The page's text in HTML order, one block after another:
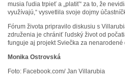
musia ľudia trpieť a „platiť“ za to, že
využívajú,“ vysvetlila svoje dojmy
Fórum života pripravilo diskusiu s
združenia je chrániť ľudský život od
funguje aj projekt Sviečka za nenarodené
Monika Ostrovská
Foto: Facebook.com/ Jan Villarubia